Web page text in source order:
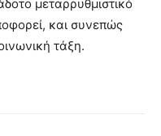
μεταρρυθμιστικό
και συνεπώς
τάξη.